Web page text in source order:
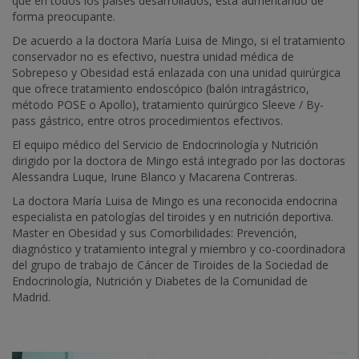
forma preocupante.
De acuerdo a la doctora María Luisa de Mingo, si el tratamiento
conservador no es efectivo, nuestra unidad médica de
Sobrepeso y Obesidad está enlazada con una unidad quirúrgica
que ofrece tratamiento endoscópico (balón intragástrico,
método POSE o Apollo), tratamiento quirúrgico Sleeve / By-
pass gástrico, entre otros procedimientos efectivos.
El equipo médico del Servicio de Endocrinología y Nutrición
dirigido por la doctora de Mingo está integrado por las doctoras
Alessandra Luque, Irune Blanco y Macarena Contreras.
La doctora María Luisa de Mingo es una reconocida endocrina
especialista en patologías del tiroides y en nutrición deportiva.
Master en Obesidad y sus Comorbilidades: Prevención,
diagnóstico y tratamiento integral y miembro y co-coordinadora
del grupo de trabajo de Cáncer de Tiroides de la Sociedad de
Endocrinología, Nutrición y Diabetes de la Comunidad de
Madrid.